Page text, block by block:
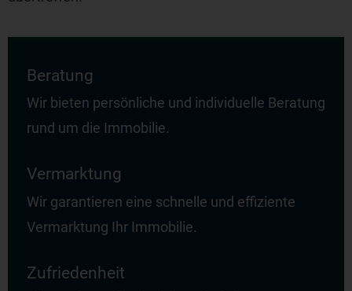
Beratung
Wir bieten persönliche und individuelle Beratung
rund um die Immobilie.
Vermarktung
Wir garantieren eine schnelle und effiziente
Vermarktung Ihr Immobilie.
Zufriedenheit